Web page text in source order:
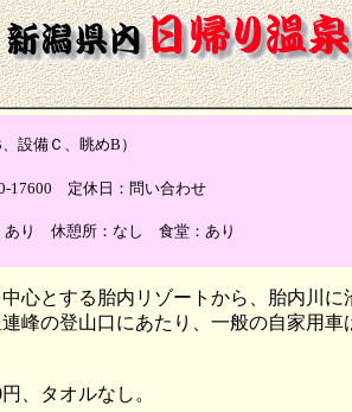
設備Ｃ、眺めB）
17600 定休日：問い合わせ
り 休憩所：なし 食堂：あり
心とする胎内リゾートから、胎内川
峰の登山口にあたり、一般の自家用
、タオルなし。